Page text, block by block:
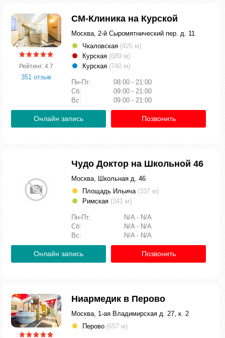
Рейтинг: 4.7
351 отзыв
СМ-Клиника на Курской
Москва, 2-й Сыромятнический пер. д. 11
Чкаловская (425 м)
Курская (689 м)
Курская (740 м)
Пн-Пт:
08:00 - 21:00
Сб:
09:00 - 21:00
Вс:
09:00 - 21:00
Онлайн запись Позвонить
Чудо Доктор на Школьной 46
Москва, Школьная д. 46
Площадь Ильича (337 м)
Римская (341 м)
Пн-Пт:
N/A - N/A
Сб:
N/A - N/A
Вс:
N/A - N/A
Онлайн запись Позвонить
Ниармедик в Перово
Москва, 1-ая Владимирская д. 27, к. 2
Перово (657 м)